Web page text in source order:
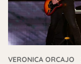
VERONICA ORCAJO